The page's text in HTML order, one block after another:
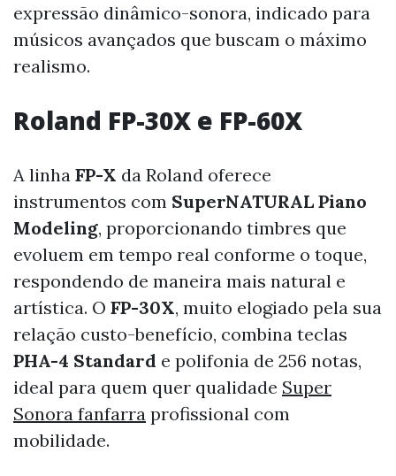
expressão dinâmico-sonora, indicado para
músicos avançados que buscam o máximo
realismo.
Roland FP-30X e FP-60X
A linha FP-X da Roland oferece
instrumentos com SuperNATURAL Piano
Modeling, proporcionando timbres que
evoluem em tempo real conforme o toque,
respondendo de maneira mais natural e
artística. O FP-30X, muito elogiado pela sua
relação custo-benefício, combina teclas
PHA-4 Standard e polifonia de 256 notas,
ideal para quem quer qualidade Super
Sonora fanfarra profissional com
mobilidade.